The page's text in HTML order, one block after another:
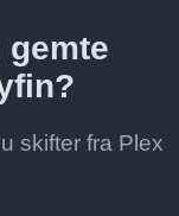
gemte
skifter fra Plex